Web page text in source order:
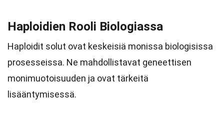
Haploidien Rooli Biologiassa
Haploidit solut ovat keskeisiä monissa biologisissa
prosesseissa. Ne mahdollistavat geneettisen
monimuotoisuuden ja ovat tärkeitä
lisääntymisessä.